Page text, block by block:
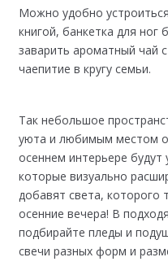
Можно удобно
книгой, банкетка для ног
заварить ароматный чай
чаепитие в кругу семьи.
Так небольшое
уюта и любимым местом
осеннем интерьере
которые визуально
добавят света, которого
осенние вечера! В
подбирайте пледы и
свечи разных форм и